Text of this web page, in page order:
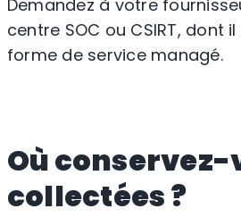
Demandez à votre
centre SOC ou CSIRT,
forme de service managé.
Où
collectées ?